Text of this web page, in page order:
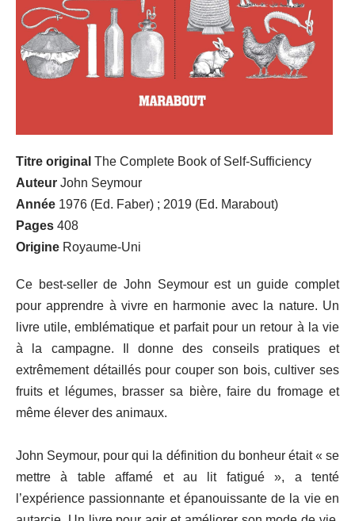
Titre original The Complete Book of Self-Sufficiency
Auteur John Seymour
Année 1976 (Ed. Faber) ; 2019 (Ed. Marabout)
Pages 408
Origine Royaume-Uni
Ce best-seller de John Seymour est un guide complet
pour apprendre à vivre en harmonie avec la nature. Un
livre utile, emblématique et parfait pour un retour à la vie
à la campagne. Il donne des conseils pratiques et
extrêmement détaillés pour couper son bois, cultiver ses
fruits et légumes, brasser sa bière, faire du fromage et
même élever des animaux.
John Seymour, pour qui la définition du bonheur était « se
mettre à table affamé et au lit fatigué », a tenté
l’expérience passionnante et épanouissante de la vie en